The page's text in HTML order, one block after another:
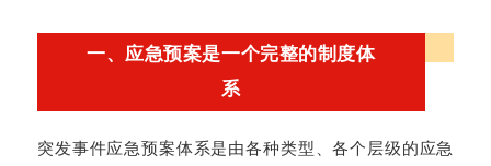
一、应急预案是一个完整的制度体
系
突发事件应急预案体系是由各种类型、各个层级的应急